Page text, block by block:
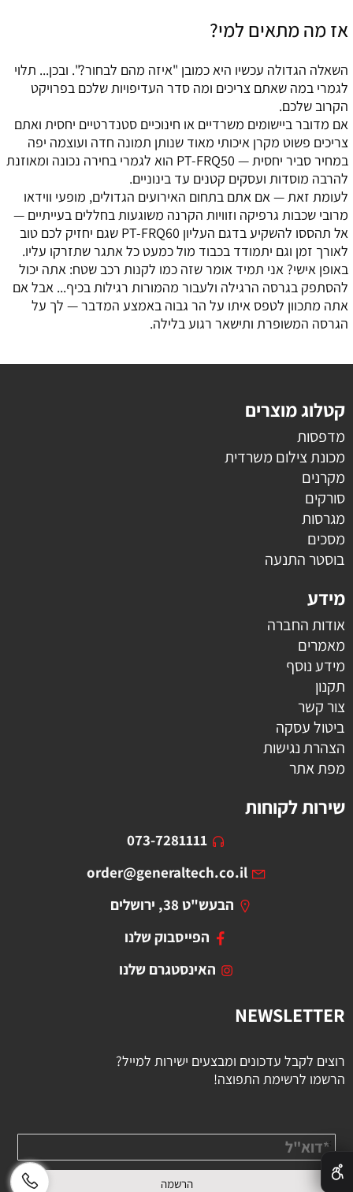
אז מה מתאים למי?
השאלה הגדולה עכשיו היא כמובן "איזה מהם לבחור?". ובכן... תלוי
לגמרי במה שאתם צריכים ומה סדר העדיפויות שלכם בפרויקט
הקרוב שלכם.
אם מדובר ביישומים משרדיים או חינוכיים סטנדרטיים יחסית ואתם
צריכים פשוט מקרן איכותי מאוד שנותן תמונה חדה ועוצמה יפה
במחיר סביר יחסית — PT-FRQ50 הוא לגמרי בחירה נכונה ומאוזנת
להרבה מוסדות ועסקים קטנים עד בינוניים.
לעומת זאת — אם אתם בתחום האירועים הגדולים, מופעי ווידאו
מרובי שכבות גרפיקה וזוויות הקרנה משוגעות בחללים בעייתיים —
אל תהססו להשקיע בדגם העליון PT-FRQ60 שגם יחזיק לכם טוב
לאורך זמן וגם יתמודד בכבוד מול כמעט כל אתגר שתזרקו עליו.
באופן אישי? אני תמיד אומר שזה כמו לקנות רכב שטח: אתה יכול
להסתפק בגרסה הרגילה ולעבור מהמורות רגילות בכיף... אבל אם
אתה מתכוון לטפס איתו על הר גבוה באמצע המדבר — לך על
הגרסה המשופרת ותישאר רגוע בלילה.
קטלוג מוצרים
מדפסות
מכונת צילום משרדית
מקרנים
סורקים
מגרסות
מסכים
בוסטר התנעה
מידע
אודות החברה
מאמרים
מידע נוסף
תקנון
צור קשר
ביטול עסקה
הצהרת נגישות
מפת אתר
שירות לקוחות
073-7281111
order@generaltech.co.il
הבעש"ט 38, ירושלים
הפייסבוק שלנו
האינסטגרם שלנו
NEWSLETTER
רוצים לקבל עדכונים ומבצעים ישירות למייל?
הרשמו לרשימת התפוצה!
✕